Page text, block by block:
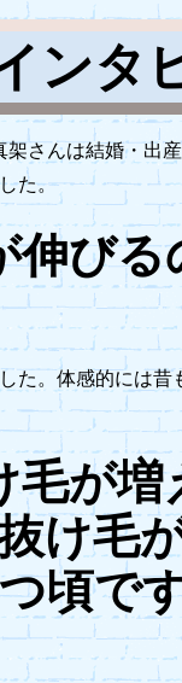
ンタ
さんは結婚・出
た。
伸び
た。体感的には昔
毛が
け毛
頃で